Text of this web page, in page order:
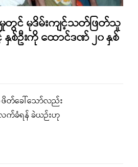
မှုတွင် မုဒိမ်းကျင့်သတ်ဖြတ်သူ
စ်ဦးကို ထောင်ဒဏ် ၂၀ နှစ်
တ်ခေါ်သော်လည်း
ခံရန် ခဲယဉ်းဟု